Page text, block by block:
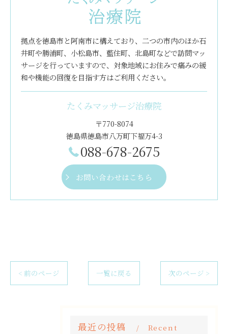
拠点を徳島市と阿南市に構えており、二つの市内のほか石
井町や勝浦町、小松島市、藍住町、北島町などで訪問マッ
サージを行っていますので、対象地域にお住みで痛みの緩
和や機能の回復を目指す方はご利用ください。
たくみマッサージ治療院
〒770-8074
徳島県徳島市八万町下福万4-3
088-678-2675
お問い合わせはこちら
< 前のページ 一覧に戻る 次のページ >
最近の投稿
Recent